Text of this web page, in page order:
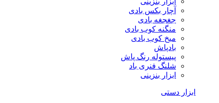
آچار بکس بادی
جغجغه بادی
منگنه کوب بادی
میخ کوب بادی
بادپاش
پیستوله رنگ پاش
شلنگ فنری باد
ابزار بنزینی
ابزار دستی